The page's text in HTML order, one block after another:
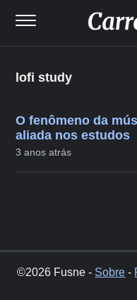
lofi study
O fenômeno da
aliada nos estudos
3 anos atrás
©2026 Fusne - Sobre -